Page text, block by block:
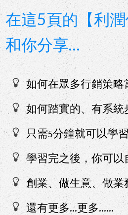
在這5頁的【利
和你分享…
如何在眾多行銷策略
如何踏實的、有系
只需​5分鐘就可以學
學習完之後，你可以
創業、做生意、做業
還有更多…更多……